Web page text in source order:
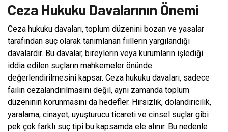
Ceza Hukuku Davalarının Önemi
Ceza hukuku davaları, toplum düzenini bozan ve yasalar
tarafından suç olarak tanımlanan fiillerin yargılandığı
davalardır. Bu davalar, bireylerin veya kurumların işlediği
iddia edilen suçların mahkemeler önünde
değerlendirilmesini kapsar. Ceza hukuku davaları, sadece
failin cezalandırılmasını değil, aynı zamanda toplum
düzeninin korunmasını da hedefler. Hırsızlık, dolandırıcılık,
yaralama, cinayet, uyuşturucu ticareti ve cinsel suçlar gibi
pek çok farklı suç tipi bu kapsamda ele alınır. Bu nedenle